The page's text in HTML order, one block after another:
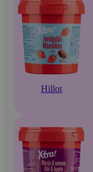
Hillot